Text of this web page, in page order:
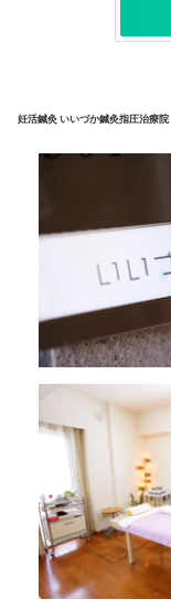
妊活鍼灸 いいづか鍼灸指圧治療院